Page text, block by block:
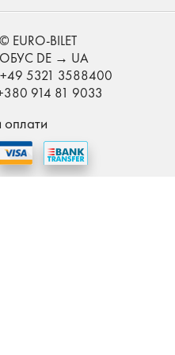
BILET
DE → UA
+49 5321 3588400
+380 914 81 9033